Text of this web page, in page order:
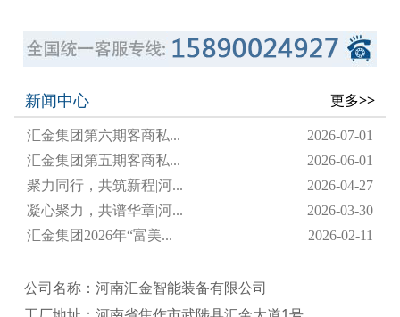
新闻中心 更多>>
汇金集团第六期客商私...
2026-07-01
汇金集团第五期客商私...
2026-06-01
聚力同行，共筑新程|河...
2026-04-27
凝心聚力，共谱华章|河...
2026-03-30
汇金集团2026年“富美...
2026-02-11
公司名称：河南汇金智能装备有限公司